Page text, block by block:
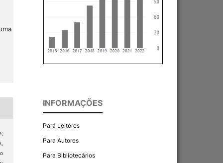
INFORMAÇÕES
Para Leitores
Para Autores
Para Bibliotecários